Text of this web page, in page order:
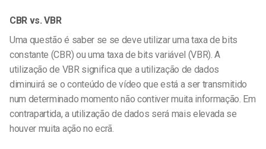
CBR vs. VBR
Uma questão é saber se se deve utilizar uma taxa de bits
constante (CBR) ou uma taxa de bits variável (VBR). A
utilização de VBR significa que a utilização de dados
diminuirá se o conteúdo de vídeo que está a ser transmitido
num determinado momento não contiver muita informação. Em
contrapartida, a utilização de dados será mais elevada se
houver muita ação no ecrã.